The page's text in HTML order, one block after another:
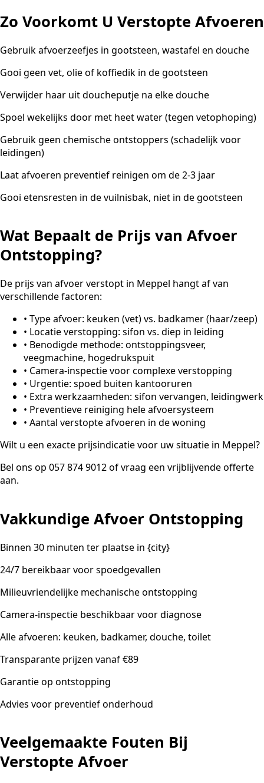
Zo Voorkomt U Verstopte Afvoeren
Gebruik afvoerzeefjes in gootsteen, wastafel en douche
Gooi geen vet, olie of koffiedik in de gootsteen
Verwijder haar uit doucheputje na elke douche
Spoel wekelijks door met heet water (tegen vetophoping)
Gebruik geen chemische ontstoppers (schadelijk voor
leidingen)
Laat afvoeren preventief reinigen om de 2-3 jaar
Gooi etensresten in de vuilnisbak, niet in de gootsteen
Wat Bepaalt de Prijs van Afvoer
Ontstopping?
De prijs van afvoer verstopt in Meppel hangt af van
verschillende factoren:
• Type afvoer: keuken (vet) vs. badkamer (haar/zeep)
• Locatie verstopping: sifon vs. diep in leiding
• Benodigde methode: ontstoppingsveer,
veegmachine, hogedrukspuit
• Camera-inspectie voor complexe verstopping
• Urgentie: spoed buiten kantooruren
• Extra werkzaamheden: sifon vervangen, leidingwerk
• Preventieve reiniging hele afvoersysteem
• Aantal verstopte afvoeren in de woning
Wilt u een exacte prijsindicatie voor uw situatie in Meppel?
Bel ons op 057 874 9012 of vraag een vrijblijvende offerte
aan.
Vakkundige Afvoer Ontstopping
Binnen 30 minuten ter plaatse in {city}
24/7 bereikbaar voor spoedgevallen
Milieuvriendelijke mechanische ontstopping
Camera-inspectie beschikbaar voor diagnose
Alle afvoeren: keuken, badkamer, douche, toilet
Transparante prijzen vanaf €89
Garantie op ontstopping
Advies voor preventief onderhoud
Veelgemaakte Fouten Bij
Verstopte Afvoer